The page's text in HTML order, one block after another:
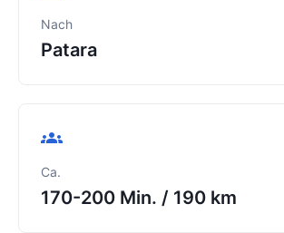
Nach
Patara
Ca.
170-200 Min. / 190 km